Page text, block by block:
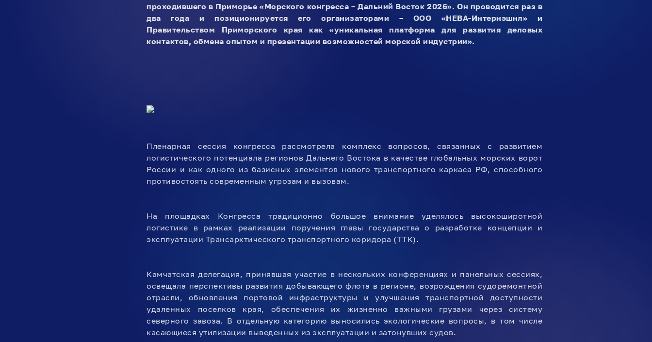
проходившего в Приморье «Морского конгресса – Дальний Восток 2026». Он проводится раз в
два года и позиционируется его организаторами – ООО «НЕВА-Интернэшнл» и
Правительством Приморского края как «уникальная платформа для развития деловых
контактов, обмена опытом и презентации возможностей морской индустрии».
Пленарная сессия конгресса рассмотрела комплекс вопросов, связанных с развитием
логистического потенциала регионов Дальнего Востока в качестве глобальных морских ворот
России и как одного из базисных элементов нового транспортного каркаса РФ, способного
противостоять современным угрозам и вызовам.
На площадках Конгресса традиционно большое внимание уделялось высокоширотной
логистике в рамках реализации поручения главы государства о разработке концепции и
эксплуатации Трансарктического транспортного коридора (ТТК).
Камчатская делегация, принявшая участие в нескольких конференциях и панельных сессиях,
освещала перспективы развития добывающего флота в регионе, возрождения судоремонтной
отрасли, обновления портовой инфраструктуры и улучшения транспортной доступности
удаленных поселков края, обеспечения их жизненно важными грузами через систему
северного завоза. В отдельную категорию выносились экологические вопросы, в том числе
касающиеся утилизации выведенных из эксплуатации и затонувших судов.